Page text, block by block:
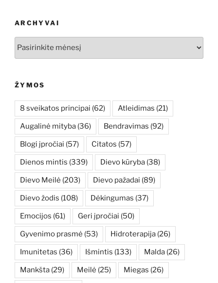
ARCHYVAI
ŽYMOS
8 sveikatos principai (62) Atleidimas (21)
Augalinė mityba (36) Bendravimas (92)
Blogi įpročiai (57) Citatos (57)
Dienos mintis (339) Dievo kūryba (38)
Dievo Meilė (203) Dievo pažadai (89)
Dievo žodis (108) Dėkingumas (37)
Emocijos (61) Geri įpročiai (50)
Gyvenimo prasmė (53) Hidroterapija (26)
Imunitetas (36) Išmintis (133) Malda (26)
Mankšta (29) Meilė (25) Miegas (26)